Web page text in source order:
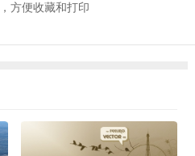
方便收藏和打印